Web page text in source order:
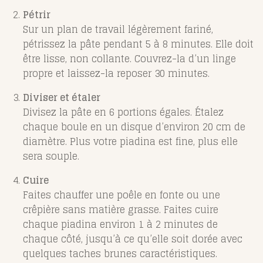
Pétrir
Sur un plan de travail légèrement fariné,
pétrissez la pâte pendant 5 à 8 minutes. Elle doit
être lisse, non collante. Couvrez-la d’un linge
propre et laissez-la reposer 30 minutes.
Diviser et étaler
Divisez la pâte en 6 portions égales. Étalez
chaque boule en un disque d’environ 20 cm de
diamètre. Plus votre piadina est fine, plus elle
sera souple.
Cuire
Faites chauffer une poêle en fonte ou une
crêpière sans matière grasse. Faites cuire
chaque piadina environ 1 à 2 minutes de
chaque côté, jusqu’à ce qu’elle soit dorée avec
quelques taches brunes caractéristiques.